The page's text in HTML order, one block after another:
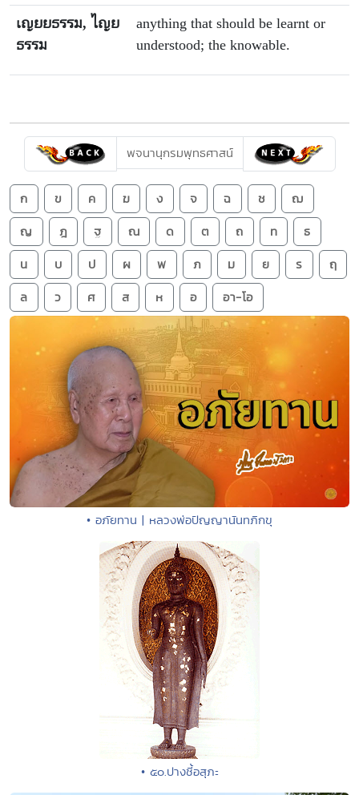
เญยยธรรม, ไญย
ธรรม
anything that should be learnt or
understood; the knowable.
พจนานุกรมพุทธศาสน์
ก ข ค ฆ ง จ ฉ ช
ฌ
ญ
ฎ ฐ ณ ด ต ถ ท
ธ
น
บ ป ผ พ ภ ม ย ร
ฤ
ล
ว ศ ส ห อ อา-โอ
• อภัยทาน | หลวงพ่อปัญญานันทภิกขุ
• ๕๐.ปางชี้อสุภะ